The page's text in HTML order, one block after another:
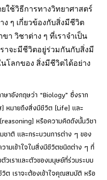
ใช้วิธีการทางวิทยาศาสตร์
ๆ เกี่ยวข้องกับสิ่งมีชีวิต
า วิชาต่าง ๆ ที่เราจำเป็น
าจะมีชีวิตอยู่ร่วมกันกับสิ่งมี
โลกของ สิ่งมีชีวิตได้อย่าง
าอังกฤษว่า “Biology” ซึ่งราก
หมายถึงสิ่งมีชีวิต (Life) และ
หรือความคิดดังนั้นวิชา
ชาติ และกระบวนการต่าง ๆ ของ
ามเข้าใจในสิ่งมีชีวิตชนิดต่าง ๆ ที่
เราและตัวของมนุษย์ที่ร่วมระบบ
ต เราจะต้องเข้าใจคุณสมบัติ หรือ